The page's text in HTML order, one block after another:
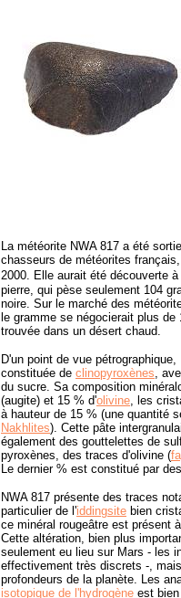
La météorite NWA 817 a été
chasseurs de météorites
2000. Elle aurait été découverte
pierre, qui pèse seulement 104
noire. Sur le marché des
le gramme se négocierait plus
trouvée dans un désert chaud.
D'un point de vue
constituée de clinopyroxènes,
du sucre. Sa composition
(augite) et 15 % d'olivine, les
à hauteur de 15 % (une quantité
Nakhlites). Cette pâte
également des gouttelettes de
pyroxènes, des traces d'olivine (
Le dernier % est constitué par
NWA 817 présente des traces
particulier de l'iddingsite bien
ce minéral rougeâtre est présent
Cette altération, bien plus
seulement eu lieu sur Mars - les
effectivement très discrets -,
profondeurs de la planète. Les
isotopique de l'hydrogène est